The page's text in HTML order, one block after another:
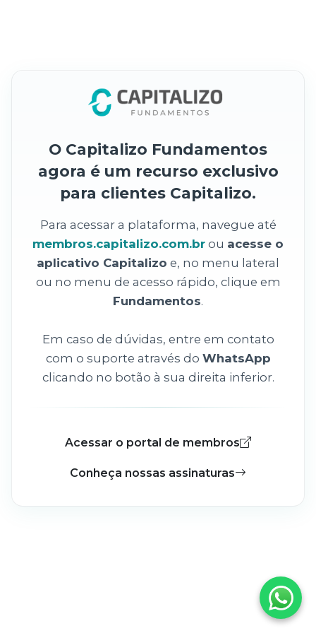
O Capitalizo Fundamentos
agora é um recurso exclusivo
para clientes Capitalizo.
Para acessar a plataforma, navegue até
membros.capitalizo.com.br ou acesse o
aplicativo Capitalizo e, no menu lateral
ou no menu de acesso rápido, clique em
Fundamentos.
Em caso de dúvidas, entre em contato
com o suporte através do WhatsApp
clicando no botão à sua direita inferior.
Acessar o portal de membros
Conheça nossas assinaturas